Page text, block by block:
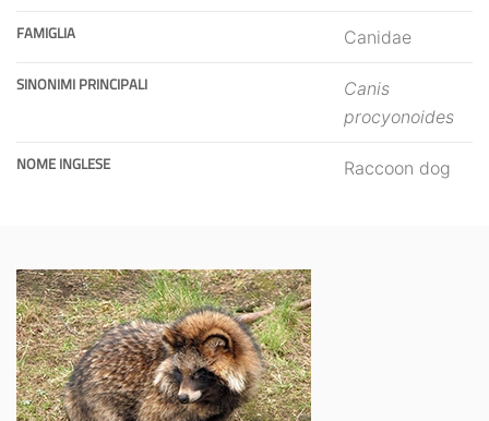
FAMIGLIA Canidae
SINONIMI PRINCIPALI
Canis
procyonoides
NOME INGLESE Raccoon dog